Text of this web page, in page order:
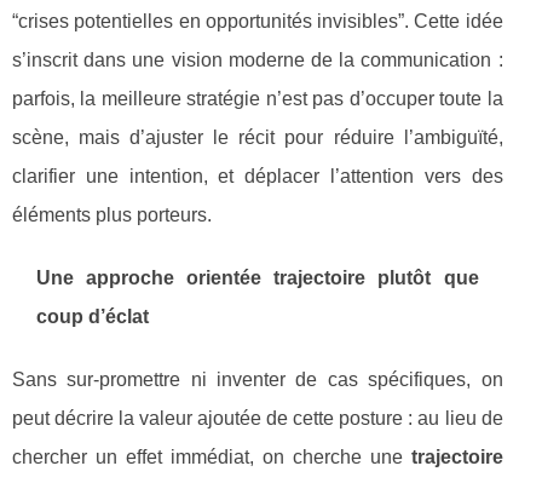
“crises potentielles en opportunités invisibles”. Cette idée
s’inscrit dans une vision moderne de la communication :
parfois, la meilleure stratégie n’est pas d’occuper toute la
scène, mais d’ajuster le récit pour réduire l’ambiguïté,
clarifier une intention, et déplacer l’attention vers des
éléments plus porteurs.
Une approche orientée trajectoire plutôt que
coup d’éclat
Sans sur-promettre ni inventer de cas spécifiques, on
peut décrire la valeur ajoutée de cette posture : au lieu de
chercher un effet immédiat, on cherche une trajectoire